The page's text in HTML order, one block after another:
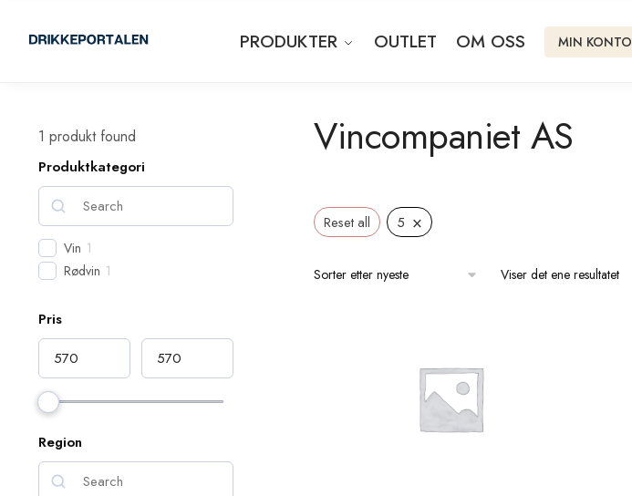
PRODUKTER OUTLET OM OSS MIN KONTO
Vincompaniet AS
Reset all 5 ×
Viser det ene resultatet
1 produkt found
Produktkategori
Vin 1
Rødvin 1
Pris
Region